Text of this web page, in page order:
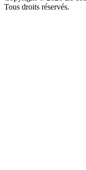
Tous droits réservés.